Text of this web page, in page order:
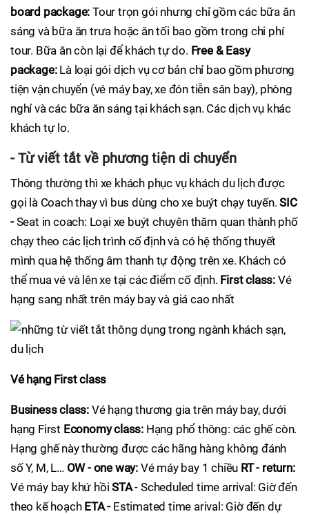
board package: Tour trọn gói nhưng chỉ gồm các bữa ăn
sáng và bữa ăn trưa hoặc ăn tối bao gồm trong chi phí
tour. Bữa ăn còn lại để khách tự do. Free & Easy
package:Là loại gói dịch vụ cơ bản chỉ bao gồm phương
tiện vận chuyển (vé máy bay, xe đón tiễn sân bay), phòng
nghỉ và các bữa ăn sáng tại khách sạn. Các dịch vụ khác
khách tự lo.
- Từ viết tắt về phương tiện di chuyển
Thông thường thì xe khách phục vụ khách du lịch được
gọi là Coach thay vì bus dùng cho xe buýt chạy tuyến.SIC
- Seat in coach: Loại xe buýt chuyên thăm quan thành phố
chạy theo các lịch trình cố định và có hệ thống thuyết
mình qua hệ thống âm thanh tự động trên xe. Khách có
thể mua vé và lên xe tại các điểm cố định. First class: Vé
hạng sang nhất trên máy bay và giá cao nhất
Vé hạng First class
Business class: Vé hạng thương gia trên máy bay, dưới
hạng First Economy class: Hạng phổ thông: các ghế còn.
Hạng ghế này thường được các hãng hàng không đánh
số Y, M, L… OW - one way: Vé máy bay 1 chiều RT - return:
Vé máy bay khứ hồiSTA- Scheduled time arrival: Giờ đến
theo kế hoạch ETA - Estimated time arival: Giờ đến dự